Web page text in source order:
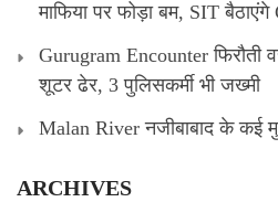
माफिया पर फोड़ा बम, SIT बैठाएंगे
Gurugram Encounter
शूटर ढेर, 3 पुलिसकर्मी भी जख्मी
Malan River नजीबाबाद के कई
ARCHIVES